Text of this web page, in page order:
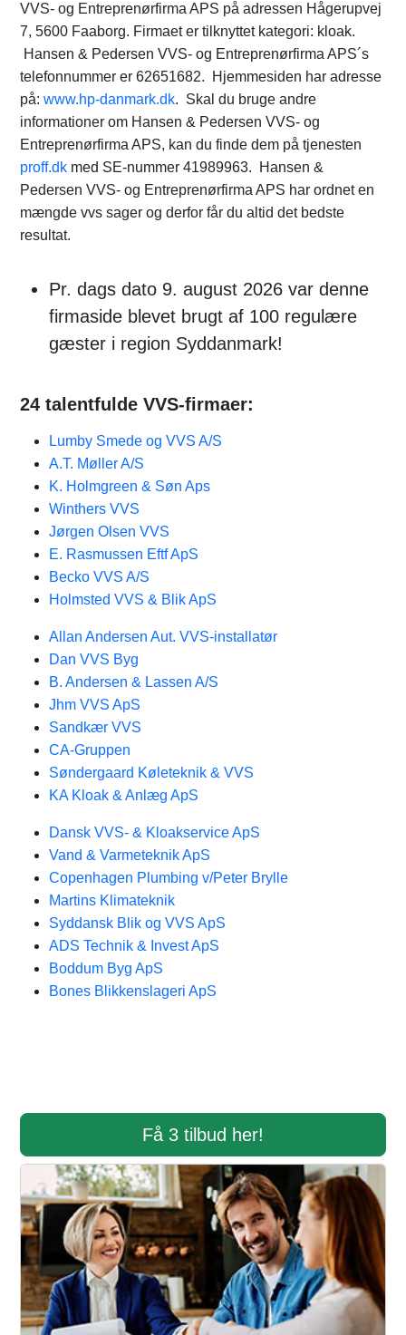
VVS- og Entreprenørfirma APS på adressen Hågerupvej
7, 5600 Faaborg. Firmaet er tilknyttet kategori: kloak.
Hansen & Pedersen VVS- og Entreprenørfirma APS´s
telefonnummer er 62651682. Hjemmesiden har adresse
på: www.hp-danmark.dk. Skal du bruge andre
informationer om Hansen & Pedersen VVS- og
Entreprenørfirma APS, kan du finde dem på tjenesten
proff.dk med SE-nummer 41989963. Hansen &
Pedersen VVS- og Entreprenørfirma APS har ordnet en
mængde vvs sager og derfor får du altid det bedste
resultat.
Pr. dags dato 9. august 2026 var denne
firmaside blevet brugt af 100 regulære
gæster i region Syddanmark!
24 talentfulde VVS-firmaer:
Lumby Smede og VVS A/S
A.T. Møller A/S
K. Holmgreen & Søn Aps
Winthers VVS
Jørgen Olsen VVS
E. Rasmussen Eftf ApS
Becko VVS A/S
Holmsted VVS & Blik ApS
Allan Andersen Aut. VVS-installatør
Dan VVS Byg
B. Andersen & Lassen A/S
Jhm VVS ApS
Sandkær VVS
CA-Gruppen
Søndergaard Køleteknik & VVS
KA Kloak & Anlæg ApS
Dansk VVS- & Kloakservice ApS
Vand & Varmeteknik ApS
Copenhagen Plumbing v/Peter Brylle
Martins Klimateknik
Syddansk Blik og VVS ApS
ADS Technik & Invest ApS
Boddum Byg ApS
Bones Blikkenslageri ApS
Få 3 tilbud her!